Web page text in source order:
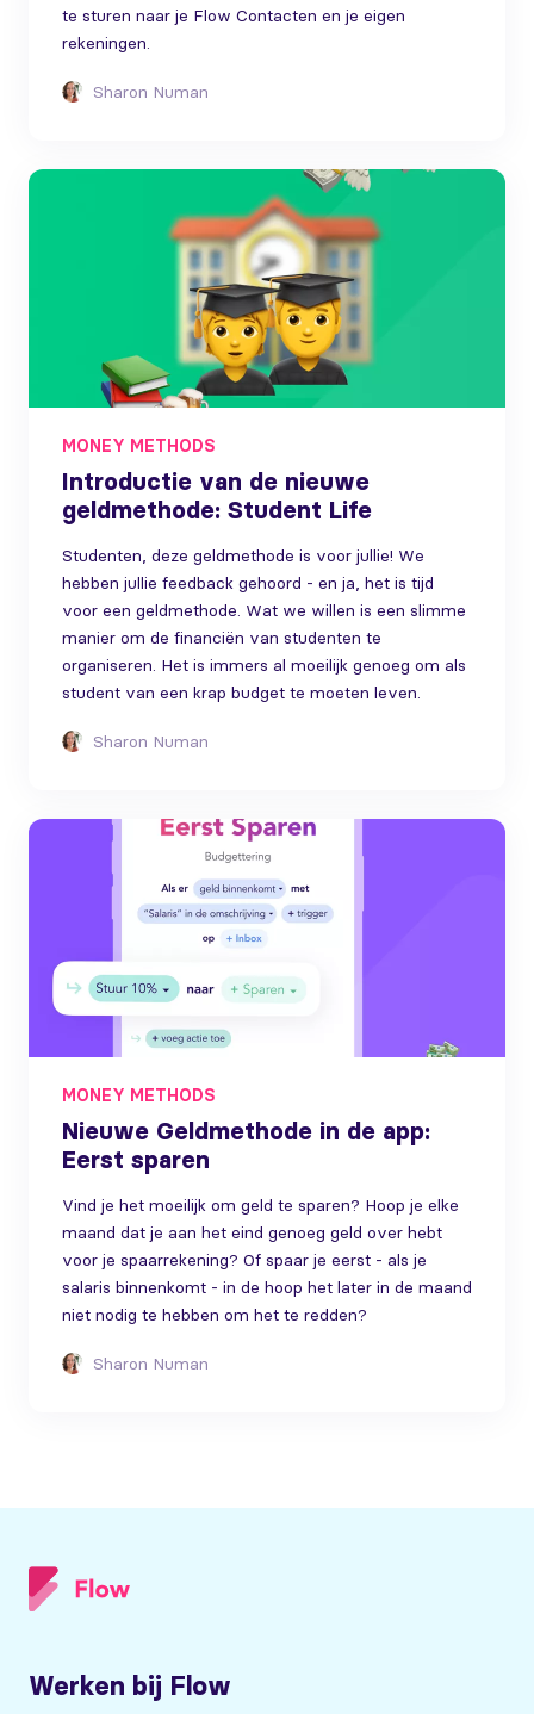
te sturen naar je Flow Contacten en je eigen
rekeningen.
Sharon Numan
MONEY METHODS
Introductie van de nieuwe
geldmethode: Student Life
Studenten, deze geldmethode is voor jullie! We
hebben jullie feedback gehoord - en ja, het is tijd
voor een geldmethode. Wat we willen is een slimme
manier om de financiën van studenten te
organiseren. Het is immers al moeilijk genoeg om als
student van een krap budget te moeten leven.
Sharon Numan
MONEY METHODS
Nieuwe Geldmethode in de app:
Eerst sparen
Vind je het moeilijk om geld te sparen? Hoop je elke
maand dat je aan het eind genoeg geld over hebt
voor je spaarrekening? Of spaar je eerst - als je
salaris binnenkomt - in de hoop het later in de maand
niet nodig te hebben om het te redden?
Sharon Numan
Werken bij Flow